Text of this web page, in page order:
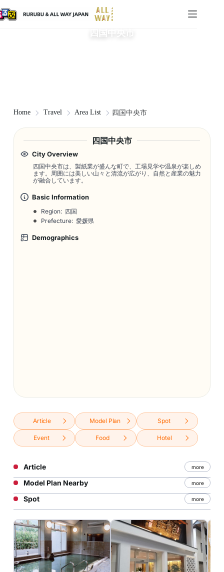
四国中央市
Home Travel Area List 四国中央市
四国中央市
City Overview
四国中央市は、製紙業が盛んな町で、工場見学や温泉が楽しめ
ます。周囲には美しい山々と清流が広がり、自然と産業の魅力
が融合しています。
Basic Information
Region: 四国
Prefecture: 愛媛県
Demographics
Article Model Plan Spot
Event Food Hotel
Article more
Model Plan Nearby more
Spot more